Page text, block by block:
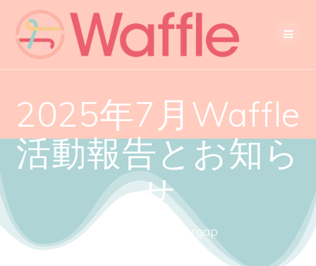
2025年7月Waffle
活動報告とお知ら
せ
Close the gendergap